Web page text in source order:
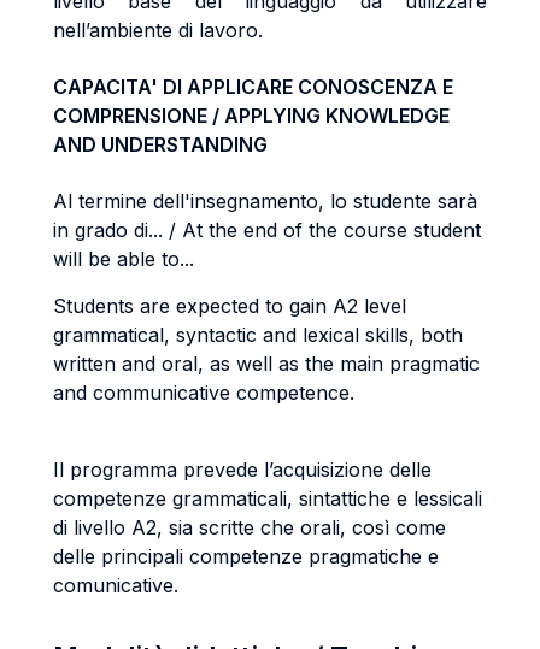
nell’ambiente di lavoro.
CAPACITA' DI APPLICARE CONOSCENZA E
COMPRENSIONE / APPLYING KNOWLEDGE
AND UNDERSTANDING
Al termine dell'insegnamento, lo studente sarà
in grado di... / At the end of the course student
will be able to...
Students are expected to gain A2 level
grammatical, syntactic and lexical skills, both
written and oral, as well as the main pragmatic
and communicative competence.
Il programma prevede l’acquisizione delle
competenze grammaticali, sintattiche e lessicali
di livello A2, sia scritte che orali, così come
delle principali competenze pragmatiche e
comunicative.